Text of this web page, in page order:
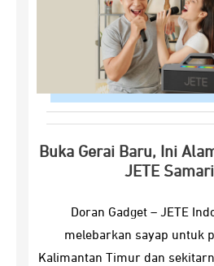
Buka Gerai Baru, Ini
JETE
Doran Gadget – JETE
melebarkan sayap untuk
Kalimantan Timur dan